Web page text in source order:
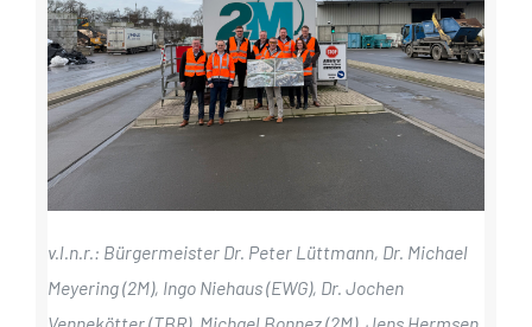
v.l.n.r.: Bürgermeister Dr. Peter Lüttmann, Dr. Michael
Meyering (2M), Ingo Niehaus (EWG), Dr. Jochen